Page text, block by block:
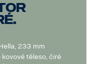
233 mm
těleso, čiré